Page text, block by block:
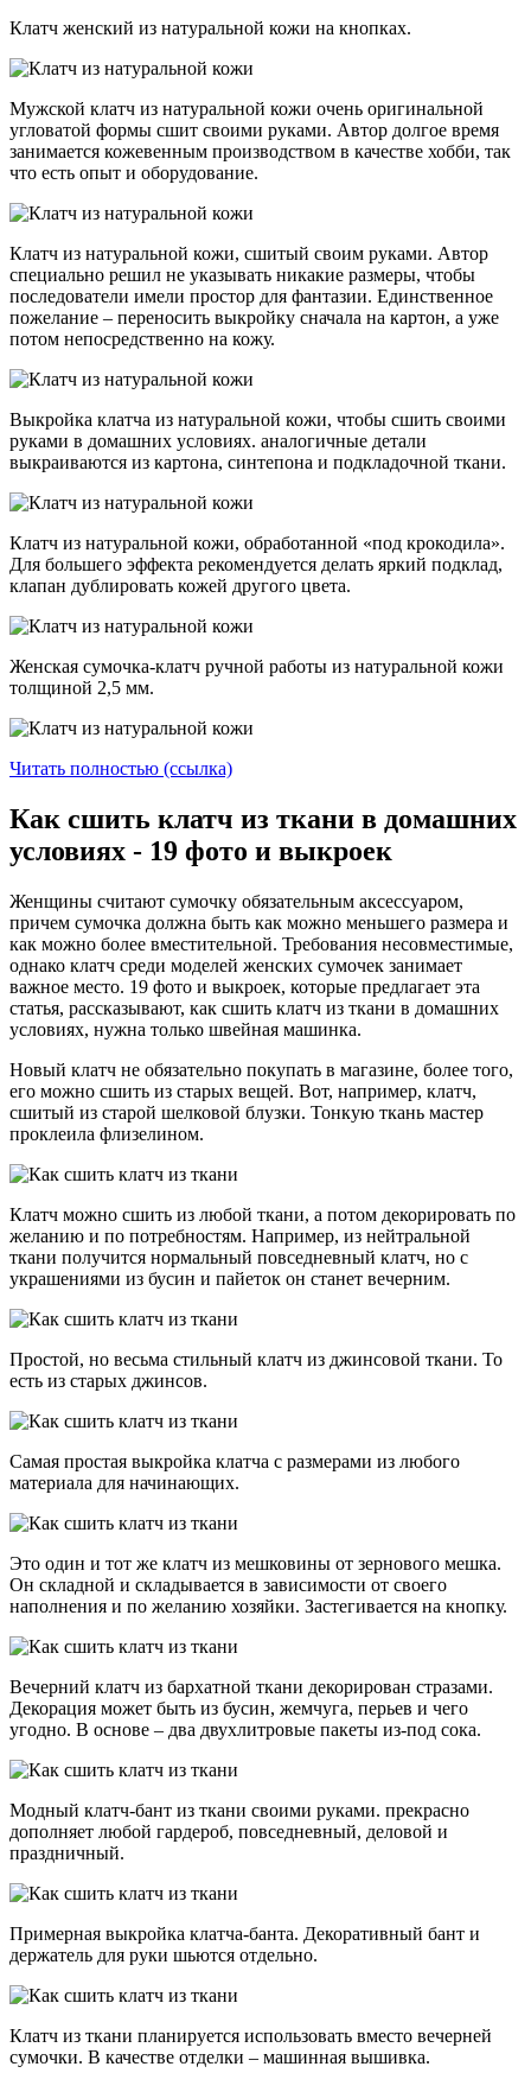
Клатч женский из натуральной кожи на кнопках.
Мужской клатч из натуральной кожи очень оригинальной
угловатой формы сшит своими руками. Автор долгое время
занимается кожевенным производством в качестве хобби, так
что есть опыт и оборудование.
Клатч из натуральной кожи, сшитый своим руками. Автор
специально решил не указывать никакие размеры, чтобы
последователи имели простор для фантазии. Единственное
пожелание – переносить выкройку сначала на картон, а уже
потом непосредственно на кожу.
Выкройка клатча из натуральной кожи, чтобы сшить своими
руками в домашних условиях. аналогичные детали
выкраиваются из картона, синтепона и подкладочной ткани.
Клатч из натуральной кожи, обработанной «под крокодила».
Для большего эффекта рекомендуется делать яркий подклад,
клапан дублировать кожей другого цвета.
Женская сумочка-клатч ручной работы из натуральной кожи
толщиной 2,5 мм.
Читать полностью (ссылка)
Как сшить клатч из ткани в домашних
условиях - 19 фото и выкроек
Женщины считают сумочку обязательным аксессуаром,
причем сумочка должна быть как можно меньшего размера и
как можно более вместительной. Требования несовместимые,
однако клатч среди моделей женских сумочек занимает
важное место. 19 фото и выкроек, которые предлагает эта
статья, рассказывают, как сшить клатч из ткани в домашних
условиях, нужна только швейная машинка.
Новый клатч не обязательно покупать в магазине, более того,
его можно сшить из старых вещей. Вот, например, клатч,
сшитый из старой шелковой блузки. Тонкую ткань мастер
проклеила флизелином.
Клатч можно сшить из любой ткани, а потом декорировать по
желанию и по потребностям. Например, из нейтральной
ткани получится нормальный повседневный клатч, но с
украшениями из бусин и пайеток он станет вечерним.
Простой, но весьма стильный клатч из джинсовой ткани. То
есть из старых джинсов.
Самая простая выкройка клатча с размерами из любого
материала для начинающих.
Это один и тот же клатч из мешковины от зернового мешка.
Он складной и складывается в зависимости от своего
наполнения и по желанию хозяйки. Застегивается на кнопку.
Вечерний клатч из бархатной ткани декорирован стразами.
Декорация может быть из бусин, жемчуга, перьев и чего
угодно. В основе – два двухлитровые пакеты из-под сока.
Модный клатч-бант из ткани своими руками. прекрасно
дополняет любой гардероб, повседневный, деловой и
праздничный.
Примерная выкройка клатча-банта. Декоративный бант и
держатель для руки шьются отдельно.
Клатч из ткани планируется использовать вместо вечерней
сумочки. В качестве отделки – машинная вышивка.